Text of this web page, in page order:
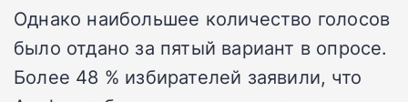
Однако наибольшее количество голосов
было отдано за пятый вариант в опросе.
Более 48 % избирателей заявили, что